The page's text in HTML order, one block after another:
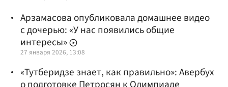
Арзамасова опубликовала домашнее видео
с дочерью: «У нас появились общие
интересы»
27 января 2026, 13:08
«Тутберидзе знает, как правильно»: Авербух